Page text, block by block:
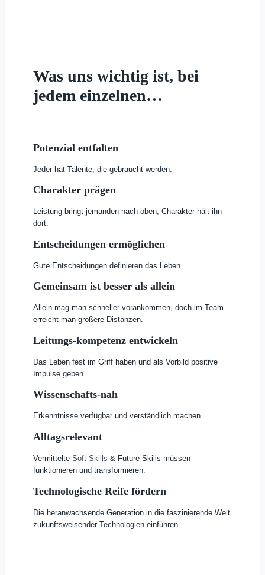
Was uns wichtig ist, bei
jedem einzelnen…
Potenzial entfalten
Jeder hat Talente, die gebraucht werden.
Charakter prägen
Leistung bringt jemanden nach oben, Charakter hält ihn
dort.
Entscheidungen ermöglichen
Gute Entscheidungen definieren das Leben.
Gemeinsam ist besser als allein
Allein mag man schneller vorankommen, doch im Team
erreicht man größere Distanzen.
Leitungs-kompetenz entwickeln
Das Leben fest im Griff haben und als Vorbild positive
Impulse geben.
Wissenschafts-nah
Erkenntnisse verfügbar und verständlich machen.
Alltagsrelevant
Vermittelte Soft Skills & Future Skills müssen
funktionieren und transformieren.
Technologische Reife fördern
Die heranwachsende Generation in die faszinierende Welt
zukunftsweisender Technologien einführen.